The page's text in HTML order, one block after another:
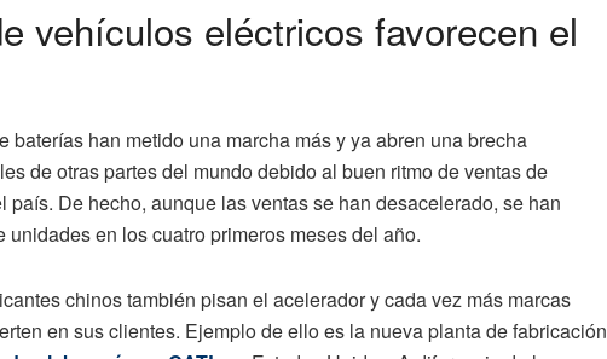
vehículos eléctricos favorecen el
baterías han metido una marcha más y ya abren una brecha
de otras partes del mundo debido al buen ritmo de ventas de
país. De hecho, aunque las ventas se han desacelerado, se han
en los cuatro primeros meses del año.
chinos también pisan el acelerador y cada vez más marcas
en sus clientes. Ejemplo de ello es la nueva planta de fabricación